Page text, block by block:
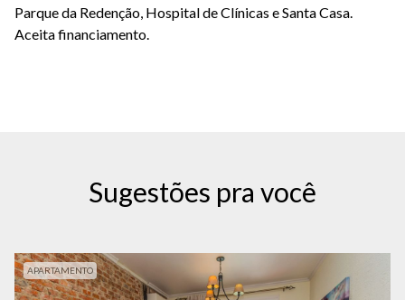
Parque da Redenção, Hospital de Clínicas e Santa Casa.
Aceita financiamento.
Sugestões pra você
APARTAMENTO